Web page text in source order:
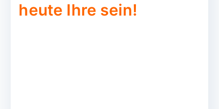
heute Ihre sein!